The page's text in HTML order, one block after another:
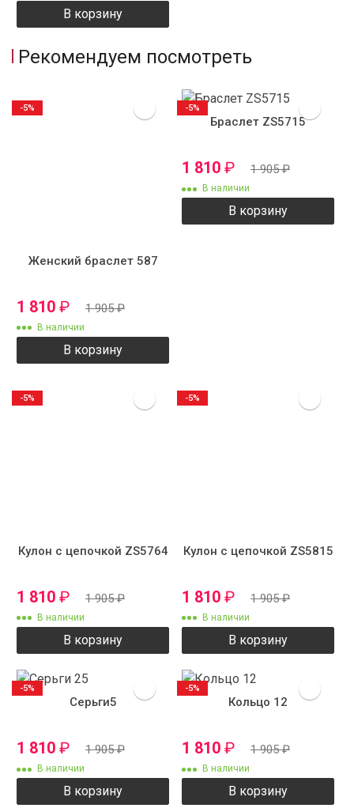
В корзину
Рекомендуем посмотреть
Женский браслет 587
1 810 ₽ 1 905₽
В наличии
В корзину
-5%
Браслет ZS5715
1 810 ₽ 1 905₽
В наличии
В корзину
-5%
Кулон с цепочкой ZS5764
1 810 ₽ 1 905₽
В наличии
В корзину
-5%
Кулон с цепочкой ZS5815
1 810 ₽ 1 905₽
В наличии
В корзину
-5%
Серьги5
1 810 ₽ 1 905₽
В наличии
В корзину
-5%
Кольцо 12
1 810 ₽ 1 905₽
В наличии
В корзину
-5%